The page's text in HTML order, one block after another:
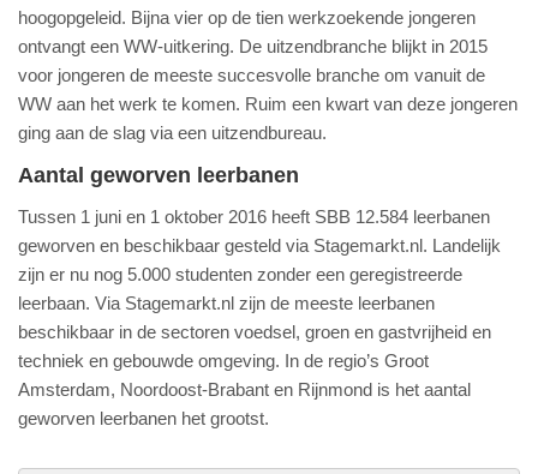
hoogopgeleid. Bijna vier op de tien werkzoekende jongeren
ontvangt een WW-uitkering. De uitzendbranche blijkt in 2015
voor jongeren de meeste succesvolle branche om vanuit de
WW aan het werk te komen. Ruim een kwart van deze jongeren
ging aan de slag via een uitzendbureau.
Aantal geworven leerbanen
Tussen 1 juni en 1 oktober 2016 heeft SBB 12.584 leerbanen
geworven en beschikbaar gesteld via Stagemarkt.nl. Landelijk
zijn er nu nog 5.000 studenten zonder een geregistreerde
leerbaan. Via Stagemarkt.nl zijn de meeste leerbanen
beschikbaar in de sectoren voedsel, groen en gastvrijheid en
techniek en gebouwde omgeving. In de regio’s Groot
Amsterdam, Noordoost-Brabant en Rijnmond is het aantal
geworven leerbanen het grootst.